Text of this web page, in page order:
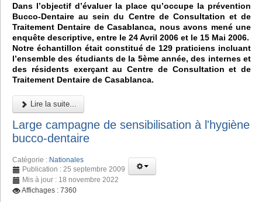
Dans l’objectif d’évaluer la place qu’occupe la prévention
Bucco-Dentaire au sein du Centre de Consultation et de
Traitement Dentaire de Casablanca, nous avons mené une
enquête descriptive, entre le 24 Avril 2006 et le 15 Mai 2006.
Notre échantillon était constitué de 129 praticiens incluant
l’ensemble des étudiants de la 5ème année, des internes et
des résidents exerçant au Centre de Consultation et de
Traitement Dentaire de Casablanca.
Lire la suite...
Large campagne de sensibilisation à l'hygiène
bucco-dentaire
Catégorie : Nationales
Publication : 25 septembre 2009
Mis à jour : 18 novembre 2022
Affichages : 7360